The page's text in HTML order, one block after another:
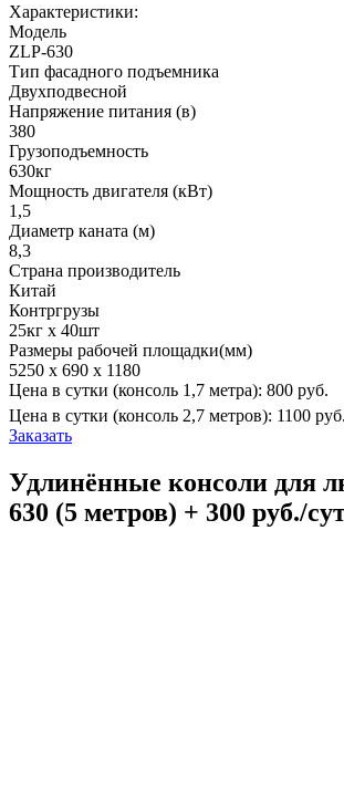
Характеристики:
Модель
ZLP-630
Тип фасадного подъемника
Двухподвесной
Напряжение питания (в)
380
Грузоподъемность
630кг
Мощность двигателя (кВт)
1,5
Диаметр каната (м)
8,3
Страна производитель
Китай
Контргрузы
25кг х 40шт
Размеры рабочей площадки(мм)
5250 х 690 х 1180
Цена в сутки (консоль 1,7 метра): 800 руб.
Цена в сутки (консоль 2,7 метров): 1100 руб.
Заказать
Удлинённые консоли для
630 (5 метров) + 300 руб./